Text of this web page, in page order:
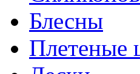
Блесны
Плетеные